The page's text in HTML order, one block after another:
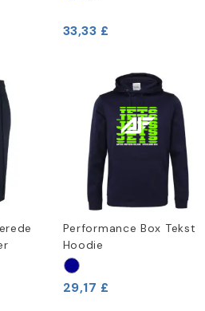
33,33 £
Performance Box Tekst
Hoodie
29,17 £